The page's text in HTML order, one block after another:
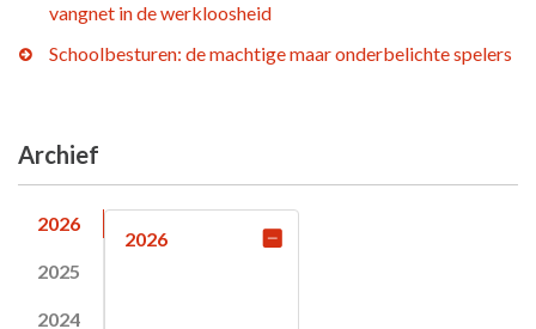
vangnet in de werkloosheid
Schoolbesturen: de machtige maar onderbelichte spelers
Archief
2026
2025
2024
2026